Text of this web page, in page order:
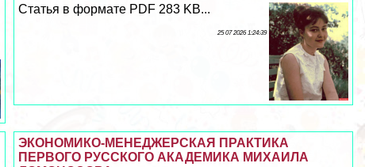
Статья в формате PDF 283 KB...
25 07 2026 1:24:39
ЭКОНОМИКО-МЕНЕДЖЕРСКАЯ ПРАКТИКА
ПЕРВОГО РУССКОГО АКАДЕМИКА МИХАИЛА